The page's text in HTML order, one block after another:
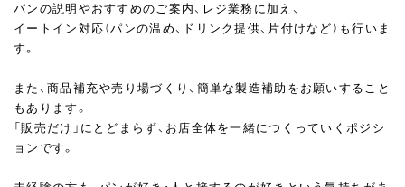
パンの説明やおすすめのご案内、レジ業務に加え、
イートイン対応（パンの温め、ドリンク提供、片付けなど）も行いま
す。
また、商品補充や売り場づくり、簡単な製造補助をお願いすること
もあります。
「販売だけ」にとどまらず、お店全体を一緒につくっていくポジシ
ョンです。